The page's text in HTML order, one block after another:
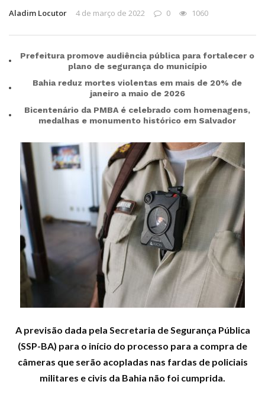
Aladim Locutor 4 de março de 2022 0 1060
Prefeitura promove audiência pública para fortalecer o
plano de segurança do município
Bahia reduz mortes violentas em mais de 20% de
janeiro a maio de 2026
Bicentenário da PMBA é celebrado com homenagens,
medalhas e monumento histórico em Salvador
A previsão dada pela Secretaria de Segurança Pública
(SSP-BA) para o início do processo para a compra de
câmeras que serão acopladas nas fardas de policiais
militares e civis da Bahia não foi cumprida.